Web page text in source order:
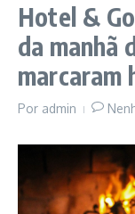
Hotel &
da manhã
marcaram
Por admin